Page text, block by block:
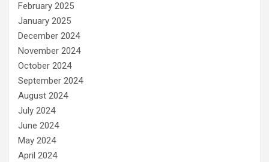
February 2025
January 2025
December 2024
November 2024
October 2024
September 2024
August 2024
July 2024
June 2024
May 2024
April 2024